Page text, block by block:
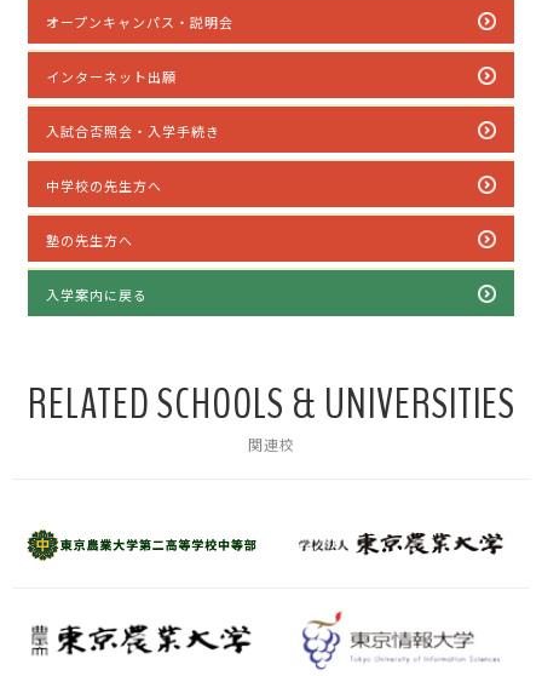
オープンキャンパス・説明会
インターネット出願
入試合否照会・入学手続き
中学校の先生方へ
塾の先生方へ
入学案内に戻る
RELATED SCHOOLS & UNIVERSITIES
関連校